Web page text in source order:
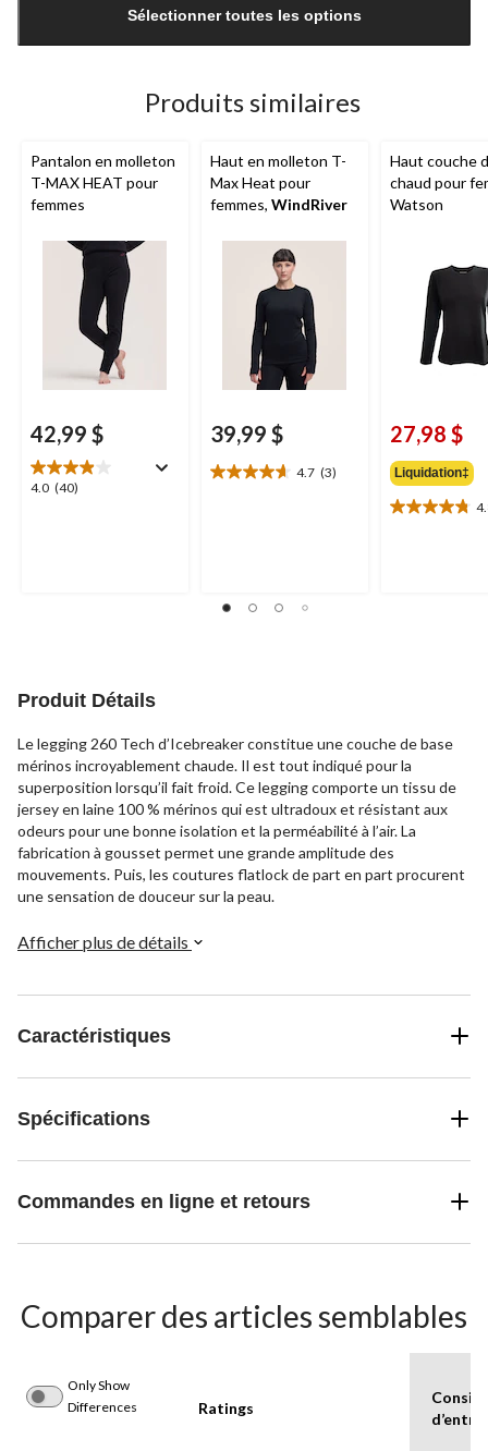
jour
Sélectionner toutes les options
Produits similaires
Pantalon en molleton
T-MAX HEAT pour
femmes
42,99 $
4.0 (40)
4.0
Haut en molleton T-
Max Heat pour
femmes, WindRiver
39,99 $
4.7 (3)
4.7
Haut couche
chaud pour
Watson
27,98 $
Liquidation‡
4.8
Produit Détails
Le legging 260 Tech d’Icebreaker constitue une couche de base
mérinos incroyablement chaude. Il est tout indiqué pour la
superposition lorsqu’il fait froid. Ce legging comporte un tissu de
jersey en laine 100 % mérinos qui est ultradoux et résistant aux
odeurs pour une bonne isolation et la perméabilité à l’air. La
fabrication à gousset permet une grande amplitude des
mouvements. Puis, les coutures flatlock de part en part procurent
une sensation de douceur sur la peau.
Afficher plus de détails
Caractéristiques
Spécifications
Commandes en ligne et retours
Comparer des articles semblables
Only Show
Differences
Ratings